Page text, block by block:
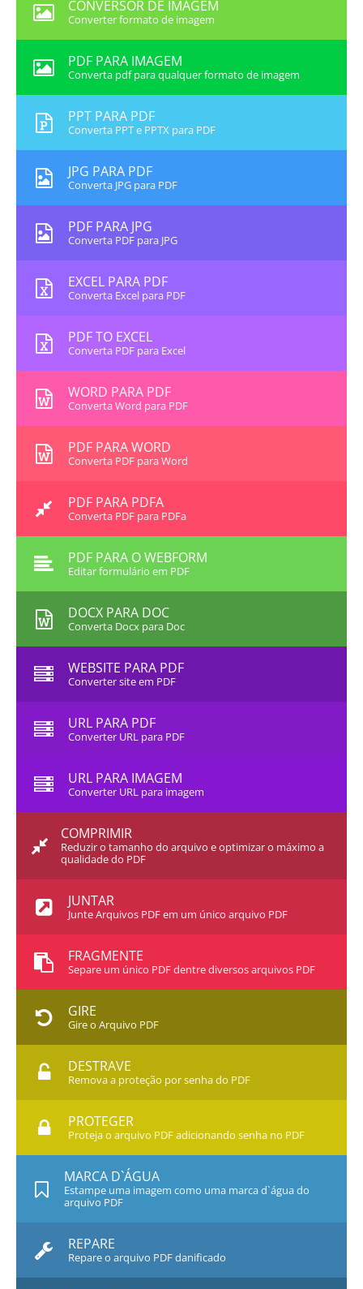
CONVERSOR DE IMAGEM
Converter formato de imagem
PDF PARA IMAGEM
Converta pdf para qualquer formato de imagem
PPT PARA PDF
Converta PPT e PPTX para PDF
JPG PARA PDF
Converta JPG para PDF
PDF PARA JPG
Converta PDF para JPG
EXCEL PARA PDF
Converta Excel para PDF
PDF TO EXCEL
Converta PDF para Excel
WORD PARA PDF
Converta Word para PDF
PDF PARA WORD
Converta PDF para Word
PDF PARA PDFA
Converta PDF para PDFa
PDF PARA O WEBFORM
Editar formulário em PDF
DOCX PARA DOC
Converta Docx para Doc
WEBSITE PARA PDF
Converter site em PDF
URL PARA PDF
Converter URL para PDF
URL PARA IMAGEM
Converter URL para imagem
COMPRIMIR
Reduzir o tamanho do arquivo e optimizar o máximo a
qualidade do PDF
JUNTAR
Junte Arquivos PDF em um único arquivo PDF
FRAGMENTE
Separe um único PDF dentre diversos arquivos PDF
GIRE
Gire o Arquivo PDF
DESTRAVE
Remova a proteção por senha do PDF
PROTEGER
Proteja o arquivo PDF adicionando senha no PDF
MARCA D`ÁGUA
Estampe uma imagem como uma marca d`água do
arquivo PDF
REPARE
Repare o arquivo PDF danificado